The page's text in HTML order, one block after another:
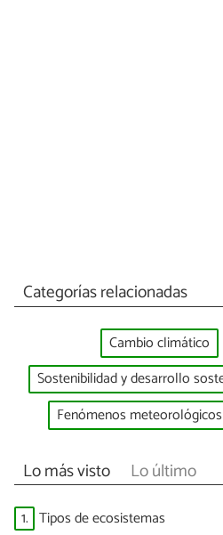
Categorías relacionadas
Cambio climático
Sostenibilidad y desarrollo
Fenómenos meteorológicos
Lo más visto Lo último
1. Tipos de ecosistemas